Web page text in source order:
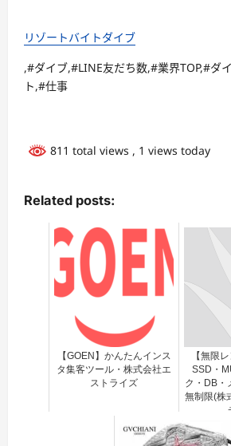
リゾートバイトダイブ
,#ダイブ,#LINE友だち数,#業界TOP,#ダ
ト,#仕事
811 total views , 1 views today
Related posts:
【GOEN】かんたんインス
タ集客ツール・株式会社エ
ストライズ
【無限
SSD・
ク・DB・
無制限(株